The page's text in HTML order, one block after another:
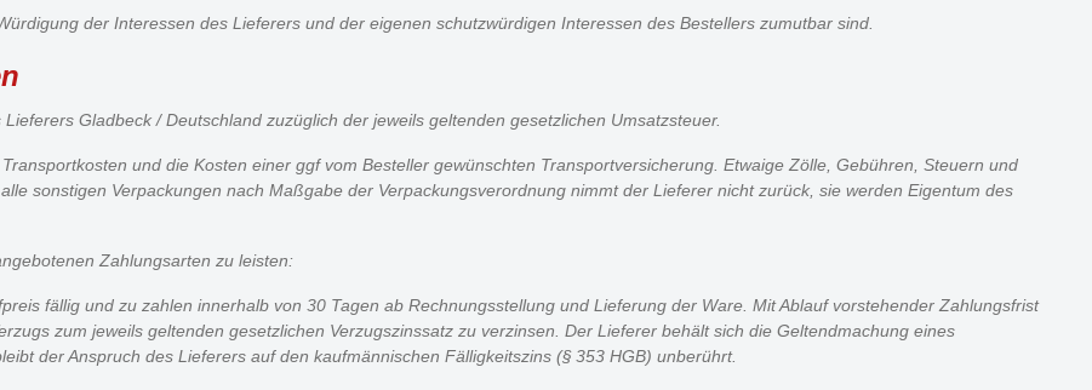
der Interessen des Lieferers und der eigenen schutzwürdigen Interessen des Bestellers zumutbar sind.
Gladbeck / Deutschland zuzüglich der jeweils geltenden gesetzlichen Umsatzsteuer.
und die Kosten einer ggf vom Besteller gewünschten Transportversicherung. Etwaige Zölle, Gebühren, Steuern und
sonstigen Verpackungen nach Maßgabe der Verpackungsverordnung nimmt der Lieferer nicht zurück, sie werden Eigentum des
Zahlungsarten zu leisten:
fällig und zu zahlen innerhalb von 30 Tagen ab Rechnungsstellung und Lieferung der Ware. Mit Ablauf vorstehender Zahlungsfrist
zum jeweils geltenden gesetzlichen Verzugszinssatz zu verzinsen. Der Lieferer behält sich die Geltendmachung eines
der Anspruch des Lieferers auf den kaufmännischen Fälligkeitszins (§ 353 HGB) unberührt.